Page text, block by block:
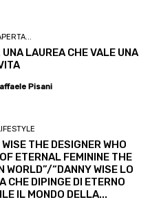
LAUREA CHE VALE UNA
Pisani
THE DESIGNER WHO
ETERNAL FEMININE THE
WORLD”/“DANNY WISE LO
CHE DIPINGE DI ETERNO
IL MONDO DELLA...